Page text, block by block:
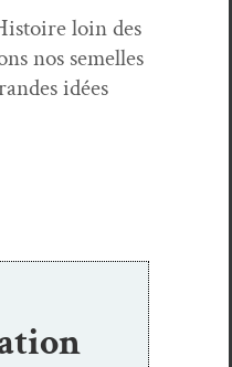
loin des
nos semelles
idées